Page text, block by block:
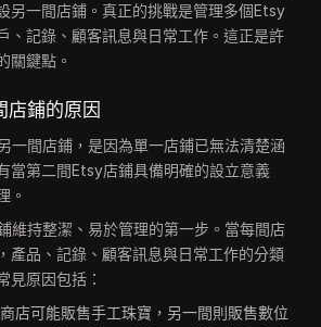
另一間店鋪。真正的挑戰是管理多個Etsy
、記錄、顧客訊息與日常工作。這正是許
關鍵點。
店鋪的原因
一間店鋪，是因為單一店鋪已無法清楚涵
當第二間Etsy店鋪具備明確的設立意義
。
維持整潔、易於管理的第一步。當每間店
產品、記錄、顧客訊息與日常工作的分類
見原因包括：
店可能販售手工珠寶，另一間則販售數位